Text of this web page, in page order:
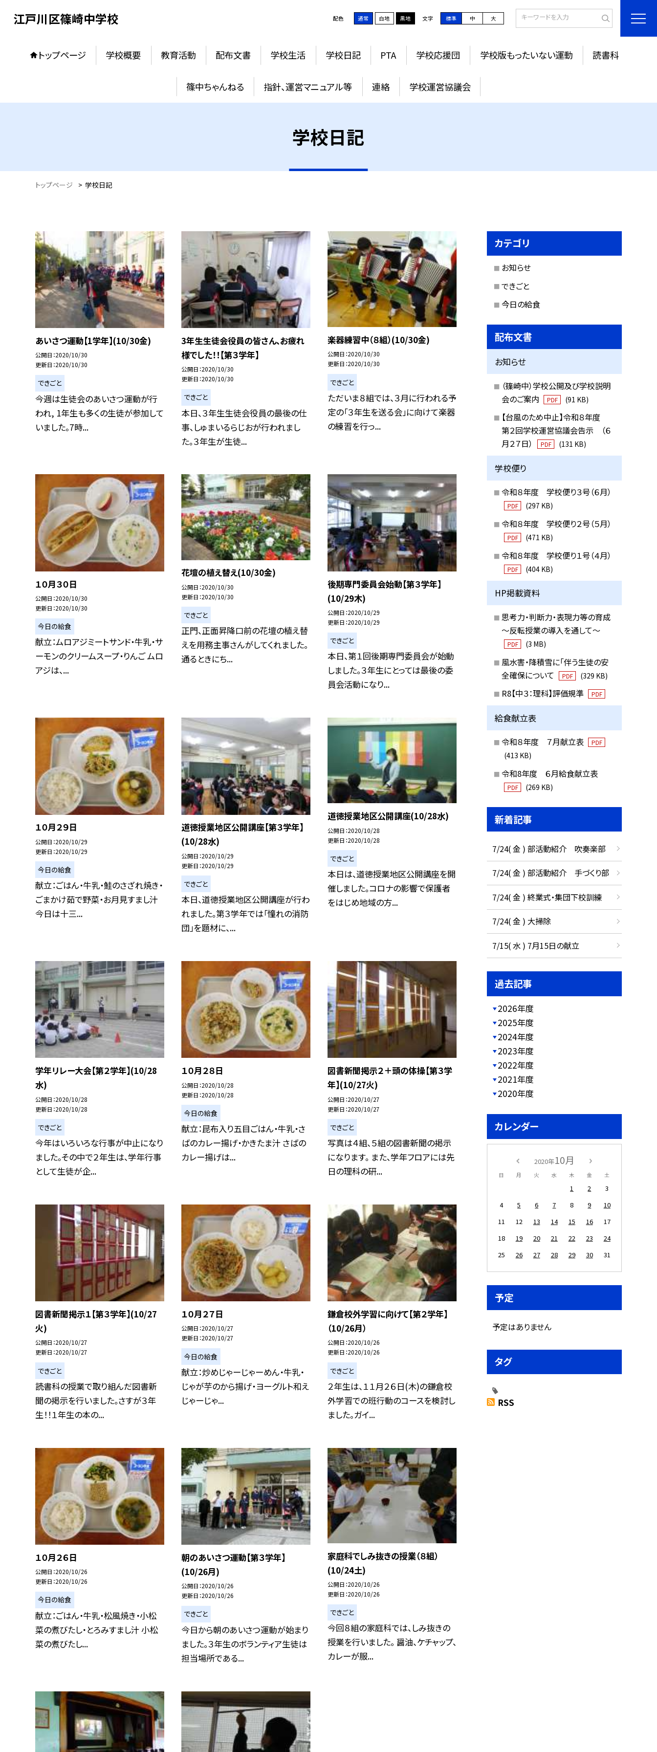
江戸川区篠崎中学校 配色 通常 白地 黒地 文字 標準 中 大
トップページ 学校概要 教育活動 配布文書 学校生活 学校日記 PTA 学校応援団 学校版もったいない運動 読書科
篠中ちゃんねる 指針、運営マニュアル等 連絡 学校運営協議会
学校日記
トップページ > 学校日記
あいさつ運動【1学年】(10/30金)
公開日 2020/10/30
更新日 2020/10/30
できごと
今週は生徒会のあいさつ運動が行
われ, 1年生も多くの生徒が参加して
いました。7時...
3年生生徒会役員の皆さん、お疲れ
様でした！！【第３学年】
公開日 2020/10/30
更新日 2020/10/30
できごと
本日、３年生生徒会役員の最後の仕
事、しゅまいるらじおが行われまし
た。３年生が生徒...
楽器練習中（８組）(10/30金)
公開日 2020/10/30
更新日 2020/10/30
できごと
ただいま８組では、３月に行われる予
定の「３年生を送る会」に向けて楽器
の練習を行っ...
１０月３０日
公開日 2020/10/30
更新日 2020/10/30
今日の給食
献立：ムロアジミートサンド・牛乳・サ
ーモンのクリームスープ・りんご ムロ
アジは、...
花壇の植え替え(10/30金)
公開日 2020/10/30
更新日 2020/10/30
できごと
正門、正面昇降口前の花壇の植え替
えを用務主事さんがしてくれました。
通るときにち...
後期専門委員会始動【第３学年】
(10/29木)
公開日 2020/10/29
更新日 2020/10/29
できごと
本日、第１回後期専門委員会が始動
しました。３年生にとっては最後の委
員会活動になり...
１０月２９日
公開日 2020/10/29
更新日 2020/10/29
今日の給食
献立：ごはん・牛乳・鮭のさざれ焼き・
ごまかけ茹で野菜・お月見すまし汁
今日は十三...
道徳授業地区公開講座【第３学年】
(10/28水)
公開日 2020/10/29
更新日 2020/10/29
できごと
本日、道徳授業地区公開講座が行わ
れました。第３学年では「憧れの消防
団」を題材に、...
道徳授業地区公開講座(10/28水)
公開日 2020/10/28
更新日 2020/10/28
できごと
本日は、道徳授業地区公開講座を開
催しました。コロナの影響で保護者
をはじめ地域の方...
学年リレー大会【第２学年】(10/28
水)
公開日 2020/10/28
更新日 2020/10/28
できごと
今年はいろいろな行事が中止になり
ました。その中で２年生は、学年行事
として生徒が企...
１０月２８日
公開日 2020/10/28
更新日 2020/10/28
今日の給食
献立：昆布入り五目ごはん・牛乳・さ
ばのカレー揚げ・かきたま汁 さばの
カレー揚げは...
図書新聞掲示２＋頭の体操【第３学
年】(10/27火)
公開日 2020/10/27
更新日 2020/10/27
できごと
写真は４組、５組の図書新聞の掲示
になります。 また、学年フロアには先
日の理科の研...
図書新聞掲示１【第３学年】(10/27
火)
公開日 2020/10/27
更新日 2020/10/27
できごと
読書科の授業で取り組んだ図書新
聞の掲示を行いました。さすが３年
生！！１年生の本の...
１０月２７日
公開日 2020/10/27
更新日 2020/10/27
今日の給食
献立：炒めじゃーじゃーめん・牛乳・
じゃが芋のから揚げ・ヨーグルト和え
じゃーじゃ...
鎌倉校外学習に向けて【第２学年】
（10/26月）
公開日 2020/10/26
更新日 2020/10/26
できごと
２年生は、１１月２６日(木)の鎌倉校
外学習での班行動のコースを検討し
ました。ガイ...
１０月２６日
公開日 2020/10/26
更新日 2020/10/26
今日の給食
献立：ごはん・牛乳・松風焼き・小松
菜の煮びたし・とろみすまし汁 小松
菜の煮びたし...
朝のあいさつ運動【第３学年】
(10/26月)
公開日 2020/10/26
更新日 2020/10/26
できごと
今日から朝のあいさつ運動が始まり
ました。３年生のボランティア生徒は
担当場所である...
家庭科でしみ抜きの授業（８組）
(10/24土)
公開日 2020/10/26
更新日 2020/10/26
できごと
今回８組の家庭科では、しみ抜きの
授業を行いました。 醤油、ケチャップ、
カレーが服...
カテゴリ
お知らせ
できごと
今日の給食
配布文書
お知らせ
（篠崎中）学校公開及び学校説明
会のご案内
PDF (91 KB)
【台風のため中止】令和８年度
第２回学校運営協議会告示 （６
月２７日）
PDF (131 KB)
学校便り
令和８年度 学校便り３号（６月）
PDF (297 KB)
令和８年度 学校便り２号（５月）
PDF (471 KB)
令和８年度 学校便り１号（４月）
PDF (404 KB)
HP掲載資料
思考力・判断力・表現力等の育成
～反転授業の導入を通して～
PDF (3 MB)
風水害・降積雪に「伴う生徒の安
全確保について
PDF (329 KB)
R8【中３：理科】評価規準 PDF
給食献立表
令和８年度 ７月献立表 PDF
(413 KB)
令和8年度 ６月給食献立表
PDF (269 KB)
新着記事
7/24( 金 ) 部活動紹介 吹奏楽部
7/24( 金 ) 部活動紹介 手づくり部
7/24( 金 ) 終業式・集団下校訓練
7/24( 金 ) 大掃除
7/15( 水 ) 7月15日の献立
過去記事
2026年度
2025年度
2024年度
2023年度
2022年度
2021年度
2020年度
カレンダー
2020年10月
日 月 火 水 木 金 土
1 2
3
4
5 6 7 8 9
10
11
12 13 14 15 16
17
18
19 20 21 22 23
24
25
26 27 28 29 30 31
予定
予定はありません
タグ
RSS